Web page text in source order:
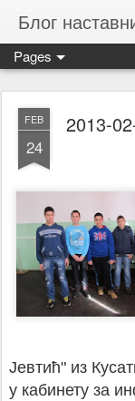
Pages
FEB
24
2013-
Јевтић" из
у кабинету за